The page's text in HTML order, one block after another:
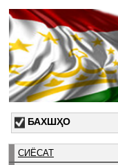
БАХШҲО
СИЁСАТ